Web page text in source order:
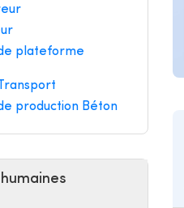
plateforme
production Béton